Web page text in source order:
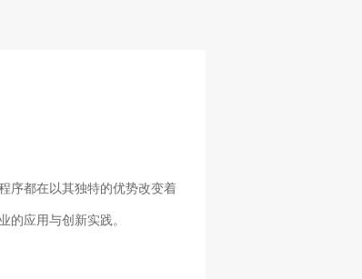
序都在以其独特的优势改变着
应用与创新实践。